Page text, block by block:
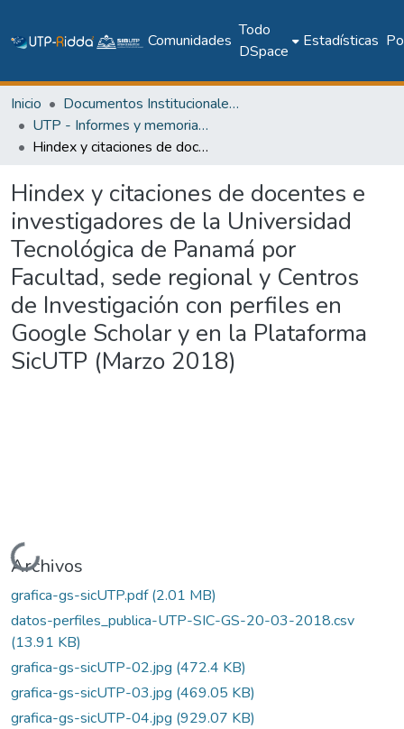
Comunidades
Todo
DSpace
Estadísticas
Inicio
Documentos Institucionales y Memoria Universitaria
UTP - Informes y memorias institucionales
Hindex y citaciones de docentes e investigadores de la Universidad Tecnológica de Panamá por Facultad, sede regional y Centros de Investigación con perfiles en Google Scholar y en la Plataforma SicUTP (Marzo 2018)
Hindex y citaciones de docentes e
investigadores de la Universidad
Tecnológica de Panamá por
Facultad, sede regional y Centros
de Investigación con perfiles en
Google Scholar y en la Plataforma
SicUTP (Marzo 2018)
Cargando...
Archivos
grafica-gs-sicUTP.pdf(2.01 MB)
datos-perfiles_publica-UTP-SIC-GS-20-03-2018.csv
(13.91 KB)
grafica-gs-sicUTP-02.jpg (472.4 KB)
grafica-gs-sicUTP-03.jpg (469.05 KB)
grafica-gs-sicUTP-04.jpg (929.07 KB)